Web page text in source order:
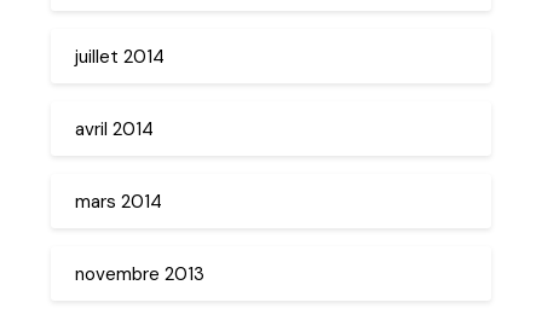
juillet 2014
avril 2014
mars 2014
novembre 2013